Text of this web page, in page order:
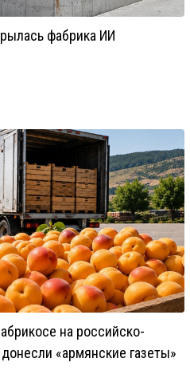
фабрика ИИ
на российско-
«армянские газеты»